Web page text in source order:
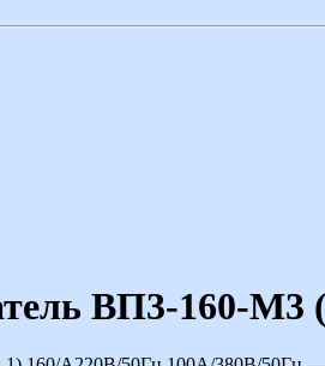
ВП3-160-М3